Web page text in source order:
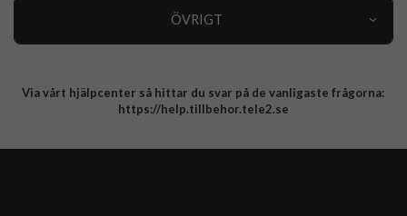
ÖVRIGT
Integritetspolicy
Via vårt hjälpcenter så hittar du svar på de vanligaste frågorna:
https://help.tillbehor.tele2.se